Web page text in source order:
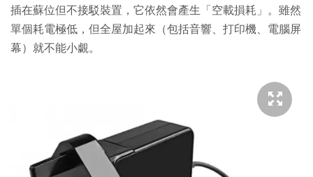
插在蘇位但不接駁裝置，它依然會產生「空載損耗」。雖然
單個耗電極低，但全屋加起來（包括音響、打印機、電腦屏
幕）就不能小覷。